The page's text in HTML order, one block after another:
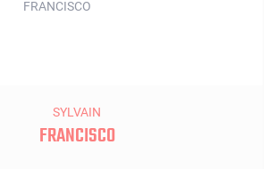
SYLVAIN
FRANCISCO